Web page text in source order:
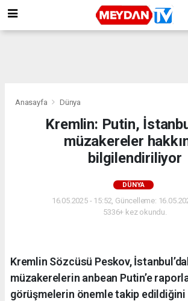
Anasayfa Dünya
Kremlin: Putin,
müzakereler
bilgilendiriliyor
DÜNYA
16.05.2025 - 15:52, Güncelleme:
5336+ kez okundu.
Kremlin Sözcüsü Peskov,
müzakerelerin anbean Putin’e
görüşmelerin önemle takip edildiğini